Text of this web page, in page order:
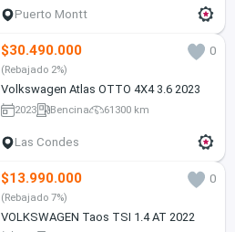
Puerto Montt
$30.490.000 0
(Rebajado 2%)
Volkswagen Atlas OTTO 4X4 3.6 2023
2023 Bencina 61300 km
Las Condes
$13.990.000 0
(Rebajado 7%)
VOLKSWAGEN Taos TSI 1.4 AT 2022